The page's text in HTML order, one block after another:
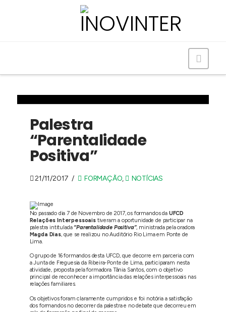
Palestra
“Parentalidade
Positiva”
21/11/2017 FORMAÇÃO, NOTÍCIAS
No passado dia 7 de Novembro de 2017, os formandos da UFCD
Relações Interpessoaistiveram a oportunidade de participar na
palestra intitulada“Parentalidade Positiva”, ministrada pela oradora
Magda Dias, que se realizou no Auditório Rio Lima em Ponte de
Lima.
O grupo de 16 formandos desta UFCD, que decorre em parceria com
a Junta de Freguesia da Ribeira-Ponte de Lima, participaram nesta
atividade, proposta pela formadora Tânia Santos, com o objetivo
principal de reconhecer a importância das relações interpessoais nas
relações familiares.
Os objetivos foram claramente cumpridos e foi notória a satisfação
dos formandos no decorrer da palestra e no debate que decorreu em